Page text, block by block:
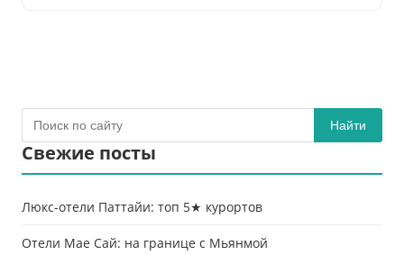
Найти
Свежие посты
Люкс-отели Паттайи: топ 5★ курортов
Отели Мае Сай: на границе с Мьянмой